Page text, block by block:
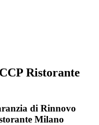
Ristorante
di Rinnovo
Milano